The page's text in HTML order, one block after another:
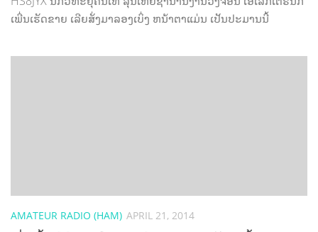
ເພີ່ນເຮັດຂາຍ ເລີຍສັ່ງມາລອງເບິ່ງ ຫນ້າຕາແມ່ນ ເປັນປະມານນີ້
AMATEUR RADIO (HAM) APRIL 21, 2014